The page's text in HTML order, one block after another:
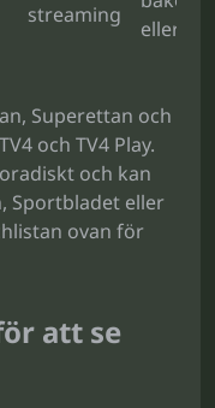
streaming
eller
Superettan och
och TV4 Play.
och kan
Sportbladet eller
ovan för
att se